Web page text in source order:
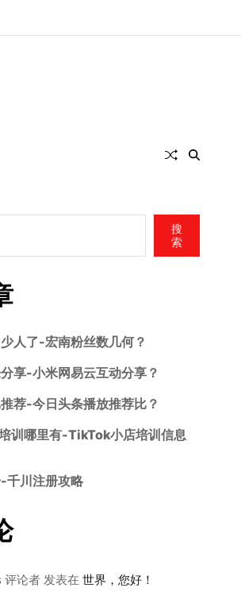
搜
索
人了-宏南粉丝数几何？
享-小米网易云互动分享？
荐-今日头条播放推荐比？
训哪里有-TikTok小店培训信息
千川注册攻略
评论者 发表在 世界，您好！